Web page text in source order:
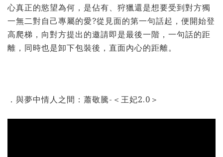
心真正的慾望為何，是佔有、狩獵還是想要受到對方獨
一無二對自己專屬的愛?從見面的第一句話起，便開始登
高爬梯，向對方提出的邀請即是最後一階，一句話的距
離，同時也是卸下包裝後，直面內心的距離。
．與夢中情人之間：蕭敬騰-＜王妃2.0＞